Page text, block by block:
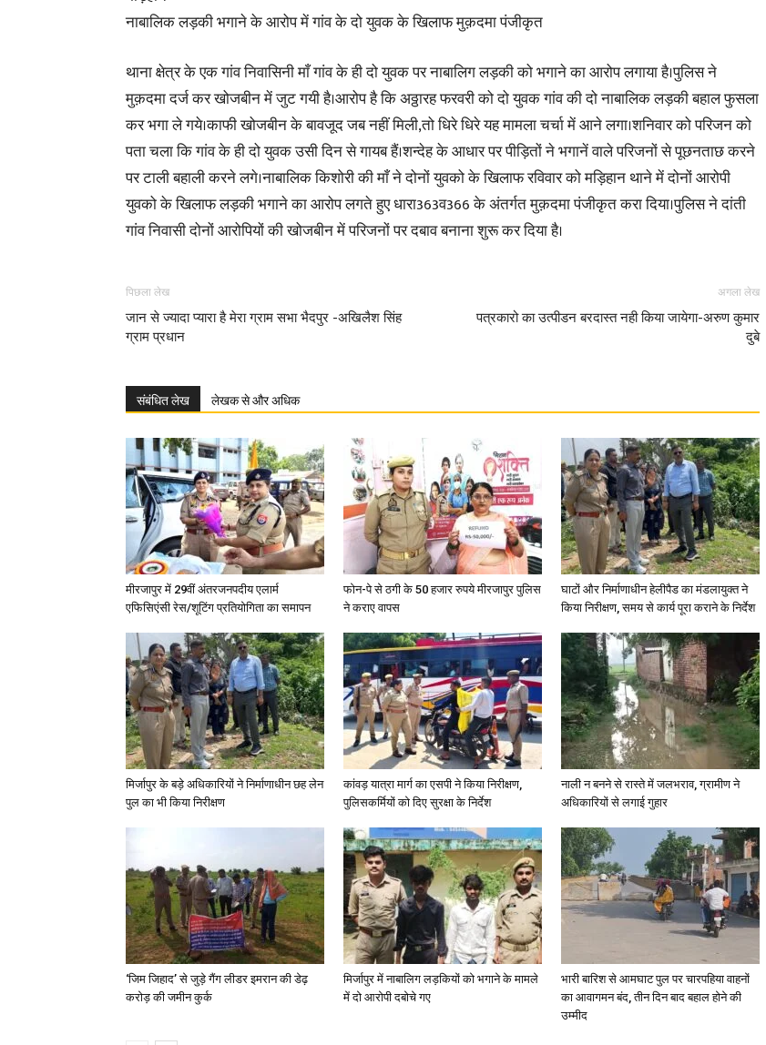
News,
in
Hindi,
Today
Hindi
नाबालिक लड़की भगाने के आरोप में गांव के दो युवक के खिलाफ मुक़दमा पंजीकृत
थाना क्षेत्र के एक गांव निवासिनी माँ गांव के ही दो युवक पर नाबालिग लड़की को भगाने का आरोप लगाया है।पुलिस ने
मुक़दमा दर्ज कर खोजबीन में जुट गयी है।आरोप है कि अठ्ठारह फरवरी को दो युवक गांव की दो नाबालिक लड़की बहाल फुसला
कर भगा ले गये।काफी खोजबीन के बावजूद जब नहीं मिली,तो धिरे धिरे यह मामला चर्चा में आने लगा।शनिवार को परिजन को
पता चला कि गांव के ही दो युवक उसी दिन से गायब हैं।शन्देह के आधार पर पीड़ितों ने भगानें वाले परिजनों से पूछनताछ करने
पर टाली बहाली करने लगे।नाबालिक किशोरी की माँ ने दोनों युवको के खिलाफ रविवार को मड़िहान थाने में दोनों आरोपी
युवको के खिलाफ लड़की भगाने का आरोप लगते हुए धारा363व366 के अंतर्गत मुक़दमा पंजीकृत करा दिया।पुलिस ने दांती
गांव निवासी दोनों आरोपियों की खोजबीन में परिजनों पर दबाव बनाना शुरू कर दिया है।
पिछला लेख
जान से ज्यादा प्यारा है मेरा ग्राम सभा भैदपुर -अखिलैश सिंह
ग्राम प्रधान
अगला लेख
पत्रकारो का उत्पीडन बरदास्त नही किया जायेगा-अरुण कुमार
दुबे
संबंधित लेख लेखक से और अधिक
मीरजापुर में 29वीं अंतरजनपदीय एलार्म
एफिसिएंसी रेस/शूटिंग प्रतियोगिता का समापन
फोन-पे से ठगी के 50 हजार रुपये मीरजापुर पुलिस
ने कराए वापस
घाटों और निर्माणाधीन हेलीपैड का मंडलायुक्त ने
किया निरीक्षण, समय से कार्य पूरा कराने के निर्देश
मिर्जापुर के बड़े अधिकारियों ने निर्माणाधीन छह लेन
पुल का भी किया निरीक्षण
कांवड़ यात्रा मार्ग का एसपी ने किया निरीक्षण,
पुलिसकर्मियों को दिए सुरक्षा के निर्देश
नाली न बनने से रास्ते में जलभराव, ग्रामीण ने
अधिकारियों से लगाई गुहार
‘जिम जिहाद’ से जुड़े गैंग लीडर इमरान की डेढ़
करोड़ की जमीन कुर्क
मिर्जापुर में नाबालिग लड़कियों को भगाने के मामले
में दो आरोपी दबोचे गए
भारी बारिश से आमघाट पुल पर चारपहिया वाहनों
का आवागमन बंद, तीन दिन बाद बहाल होने की
उम्मीद